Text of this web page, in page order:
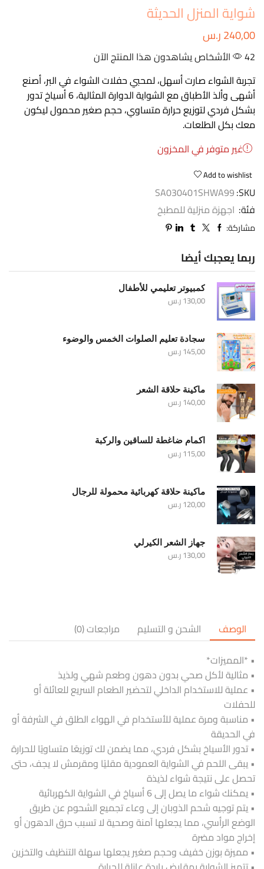
شواية المنزل الحديثة
240,00ر.س
42 الأشخاص يشاهدون هذا المنتج الآن
تجربة الشواء صارت أسهل، لمحبي حفلات الشواء في البر، أصنع
أشهى وألذ الأطباق مع الشواية الدوارة المثالية، 6 أسياخ تدور
بشكل فردي لتوزيع حرارة متساوي، حجم صغير محمول ليكون
معك بكل الطلعات.
غير متوفر في المخزون
Add to wishlist
SKU:
SA030401SHWA99
فئة: اجهزة منزلية للمطبخ
مشاركة:
ربما يعجبك أيضا
كمبيوتر تعليمي للأطفال
130,00ر.س
سجادة تعليم الصلوات الخمس والوضوء
145,00ر.س
ماكينة حلاقة الشعر
140,00ر.س
اكمام ضاغطة للساقين والركبة
115,00ر.س
ماكينة حلاقة كهربائية محمولة للرجال
120,00ر.س
جهاز الشعر الكيرلي
130,00ر.س
الوصف الشحن و التسليم
مراجعات (0)
• *المميزات*
• مثالية لأكل صحي بدون دهون وطعم شهي ولذيذ
• عملية للاستخدام الداخلي لتحضير الطعام السريع للعائلة أو
للحفلات
• مناسبة ومرة عملية للأستخدام في الهواء الطلق في الشرفة أو
في الحديقة
• تدور الأسياخ بشكل فردي، مما يضمن لك توزيعًا متساويًا للحرارة
• يبقى اللحم في الشواية العمودية مقليًا ومقرمش لا يجف، حتى
تحصل على نتيجة شواء لذيذة
• يمكنك شواء ما يصل إلى 6 أسياخ في الشواية الكهربائية
• يتم توجيه شحم الذوبان إلى وعاء تجميع الشحوم عن طريق
الوضع الرأسي، مما يجعلها آمنة وصحية لا تسبب حرق الدهون أو
إخراج مواد مضرة
• مميزة بوزن خفيف وحجم صغير يجعلها سهلة التنظيف والتخزين